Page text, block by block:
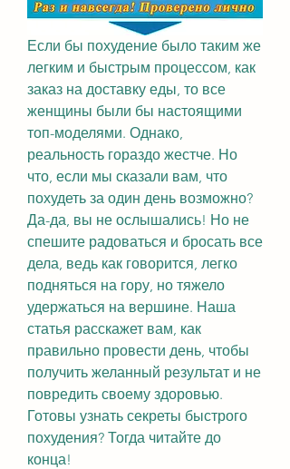
Если бы похудение было таким же
легким и быстрым процессом, как
заказ на доставку еды, то все
женщины были бы настоящими
топ-моделями. Однако,
реальность гораздо жестче. Но
что, если мы сказали вам, что
похудеть за один день возможно?
Да-да, вы не ослышались! Но не
спешите радоваться и бросать все
дела, ведь как говорится, легко
подняться на гору, но тяжело
удержаться на вершине. Наша
статья расскажет вам, как
правильно провести день, чтобы
получить желанный результат и не
повредить своему здоровью.
Готовы узнать секреты быстрого
похудения? Тогда читайте до
конца!